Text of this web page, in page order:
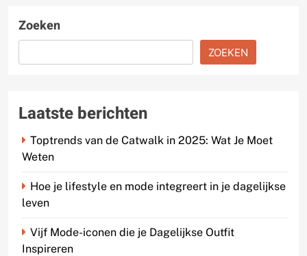
Zoeken
ZOEKEN
Laatste berichten
Toptrends van de Catwalk in 2025: Wat Je Moet
Weten
Hoe je lifestyle en mode integreert in je dagelijkse
leven
Vijf Mode-iconen die je Dagelijkse Outfit
Inspireren